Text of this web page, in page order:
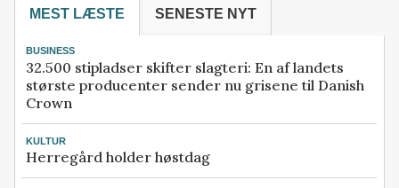
MEST LÆSTE SENESTE NYT
BUSINESS
32.500 stipladser skifter slagteri: En af landets
største producenter sender nu grisene til Danish
Crown
KULTUR
Herregård holder høstdag